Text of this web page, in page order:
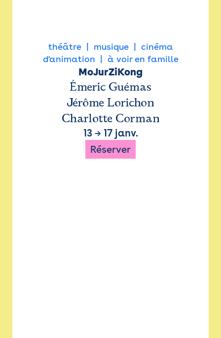
théâtre musique
cinéma
d'animation
à voir en famille
MoJurZiKong
Émeric Guémas
Jérôme Lorichon
Charlotte Corman
13→ 17 janv.
Réserver